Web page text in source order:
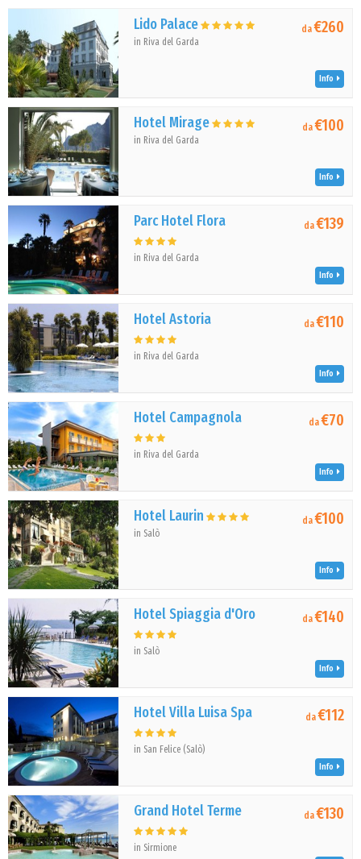
Lido Palace
in Riva del Garda
da€260
Info
Hotel Mirage
in Riva del Garda
da€100
Info
Parc Hotel Flora
in Riva del Garda
da€139
Info
Hotel Astoria
in Riva del Garda
da€110
Info
Hotel Campagnola
in Riva del Garda
da€70
Info
Hotel Laurin
in Salò
da€100
Info
Hotel Spiaggia d'Oro
in Salò
da€140
Info
Hotel Villa Luisa Spa
in San Felice (Salò)
da€112
Info
Grand Hotel Terme
in Sirmione
da€130